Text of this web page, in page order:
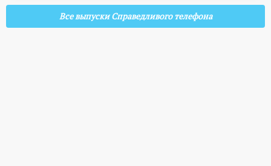
Все выпуски Справедливого телефона